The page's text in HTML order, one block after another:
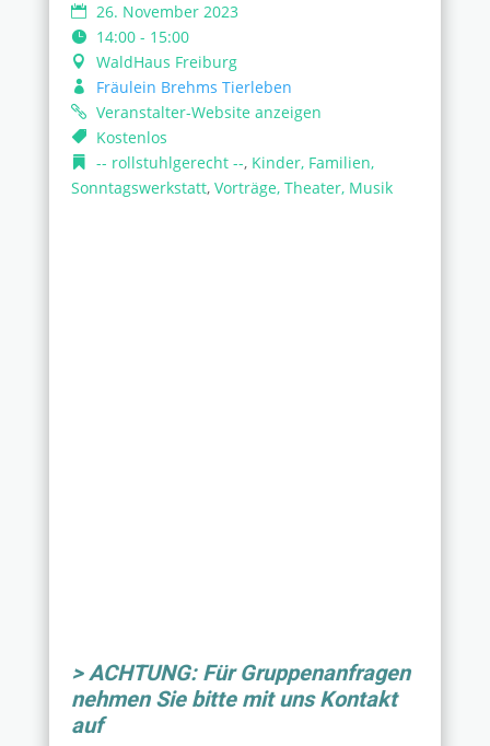
26. November 2023
14:00 - 15:00
WaldHaus Freiburg
Fräulein Brehms Tierleben
Veranstalter-Website anzeigen
Kostenlos
-- rollstuhlgerecht --, Kinder, Familien,
Sonntagswerkstatt, Vorträge, Theater, Musik
> ACHTUNG: Für Gruppenanfragen
nehmen Sie bitte mit uns Kontakt
auf